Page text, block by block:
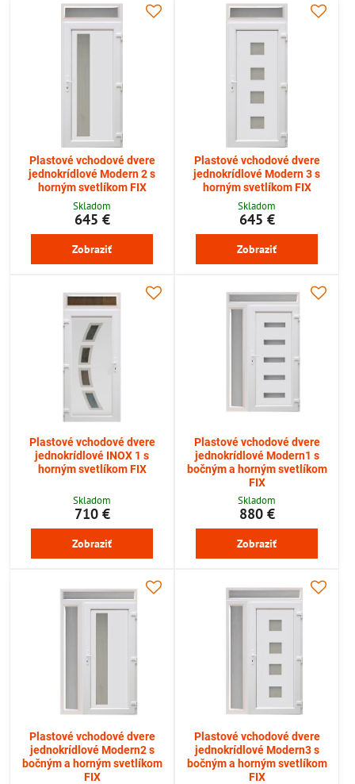
Plastové vchodové dvere
jednokrídlové Modern 2 s
horným svetlíkom FIX
Skladom
645 €
Zobraziť
Plastové vchodové dvere
jednokrídlové Modern 3 s
horným svetlíkom FIX
Skladom
645 €
Zobraziť
Plastové vchodové dvere
jednokrídlové INOX 1 s
horným svetlíkom FIX
Skladom
710 €
Zobraziť
Plastové vchodové dvere
jednokrídlové Modern1 s
bočným a horným svetlíkom
FIX
Skladom
880 €
Zobraziť
Plastové vchodové dvere
jednokrídlové Modern2 s
bočným a horným svetlíkom
FIX
Plastové vchodové dvere
jednokrídlové Modern3 s
bočným a horným svetlíkom
FIX